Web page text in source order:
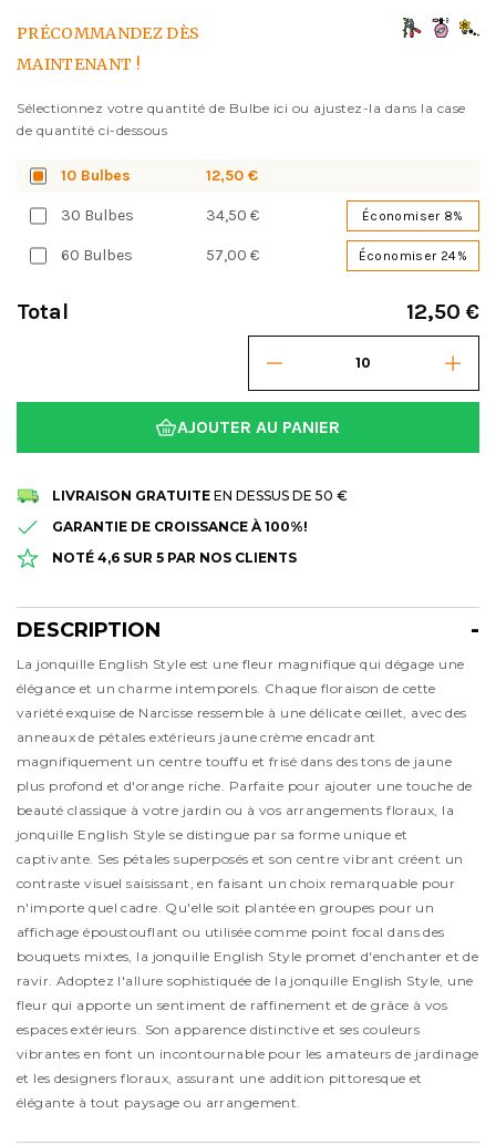
PRÉCOMMANDEZ DÈS
MAINTENANT !
Sélectionnez votre quantité de Bulbe ici ou ajustez-la dans la case
de quantité ci-dessous
10 Bulbes 12,50 €
30 Bulbes 34,50 € Économiser 8%
60 Bulbes 57,00 € Économiser 24%
Total 12,50 €
AJOUTER AU PANIER
LIVRAISON GRATUITE EN DESSUS DE 50 €
GARANTIE DE CROISSANCE À 100%!
NOTÉ 4,6 SUR 5 PAR NOS CLIENTS
DESCRIPTION
Description
La jonquille English Style est une fleur magnifique qui dégage une
élégance et un charme intemporels. Chaque floraison de cette
variété exquise de Narcisse ressemble à une délicate œillet, avec des
anneaux de pétales extérieurs jaune crème encadrant
magnifiquement un centre touffu et frisé dans des tons de jaune
plus profond et d'orange riche. Parfaite pour ajouter une touche de
beauté classique à votre jardin ou à vos arrangements floraux, la
jonquille English Style se distingue par sa forme unique et
captivante. Ses pétales superposés et son centre vibrant créent un
contraste visuel saisissant, en faisant un choix remarquable pour
n'importe quel cadre. Qu'elle soit plantée en groupes pour un
affichage époustouflant ou utilisée comme point focal dans des
bouquets mixtes, la jonquille English Style promet d'enchanter et de
ravir. Adoptez l'allure sophistiquée de la jonquille English Style, une
fleur qui apporte un sentiment de raffinement et de grâce à vos
espaces extérieurs. Son apparence distinctive et ses couleurs
vibrantes en font un incontournable pour les amateurs de jardinage
et les designers floraux, assurant une addition pittoresque et
élégante à tout paysage ou arrangement.